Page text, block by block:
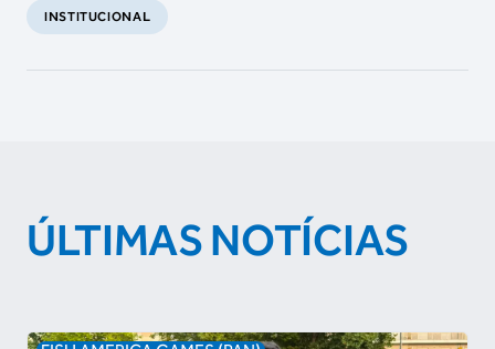
INSTITUCIONAL
ÚLTIMAS NOTÍCIAS